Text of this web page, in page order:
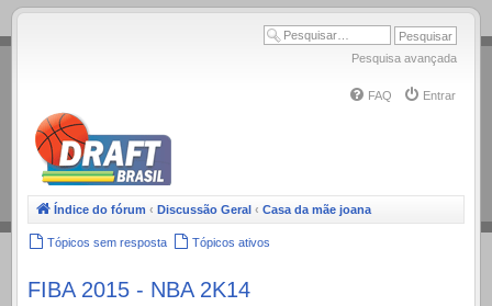
.
Pesquisa avançada
FAQ Entrar
Índice do fórum ‹ Discussão Geral ‹ Casa da mãe joana
Tópicos sem resposta Tópicos ativos
FIBA 2015 - NBA 2K14